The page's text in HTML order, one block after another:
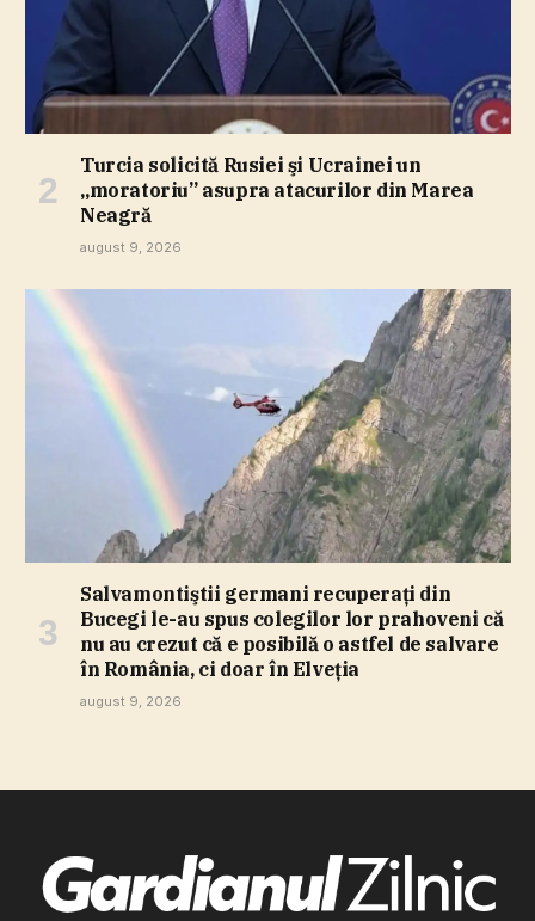
Turcia solicită Rusiei şi Ucrainei un
„moratoriu” asupra atacurilor din Marea
Neagră
august 9, 2026
Salvamontiştii germani recuperaţi din
Bucegi le-au spus colegilor lor prahoveni că
nu au crezut că e posibilă o astfel de salvare
în România, ci doar în Elveţia
august 9, 2026